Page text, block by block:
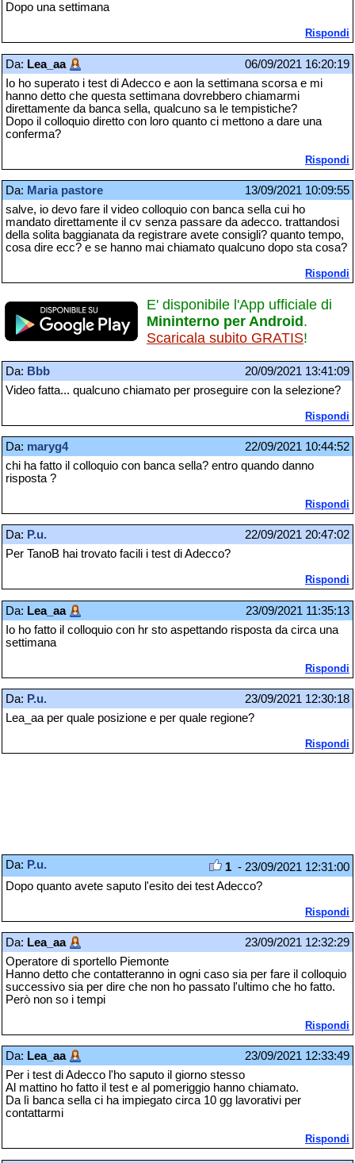
Dopo una settimana
Rispondi
Da: Lea_aa
06/09/2021 16:20:19
Io ho superato i test di Adecco e aon la settimana scorsa e mi
hanno detto che questa settimana dovrebbero chiamarmi
direttamente da banca sella, qualcuno sa le tempistiche?
Dopo il colloquio diretto con loro quanto ci mettono a dare una
conferma?
Rispondi
Da: Maria pastore
13/09/2021 10:09:55
salve, io devo fare il video colloquio con banca sella cui ho
mandato direttamente il cv senza passare da adecco. trattandosi
della solita baggianata da registrare avete consigli? quanto tempo,
cosa dire ecc? e se hanno mai chiamato qualcuno dopo sta cosa?
Rispondi
E' disponibile l'App ufficiale di
Mininterno per Android .
Scaricala subito GRATIS!
Da: Bbb
20/09/2021 13:41:09
Video fatta... qualcuno chiamato per proseguire con la selezione?
Rispondi
Da: maryg4
22/09/2021 10:44:52
chi ha fatto il colloquio con banca sella? entro quando danno
risposta ?
Rispondi
Da: P.u.
22/09/2021 20:47:02
Per TanoB hai trovato facili i test di Adecco?
Rispondi
Da: Lea_aa
23/09/2021 11:35:13
Io ho fatto il colloquio con hr sto aspettando risposta da circa una
settimana
Rispondi
Da: P.u.
23/09/2021 12:30:18
Lea_aa per quale posizione e per quale regione?
Rispondi
Da: P.u. 1 - 23/09/2021 12:31:00
Dopo quanto avete saputo l'esito dei test Adecco?
Rispondi
Da: Lea_aa
23/09/2021 12:32:29
Operatore di sportello Piemonte
Hanno detto che contatteranno in ogni caso sia per fare il colloquio
successivo sia per dire che non ho passato l'ultimo che ho fatto.
Però non so i tempi
Rispondi
Da: Lea_aa
23/09/2021 12:33:49
Per i test di Adecco l'ho saputo il giorno stesso
Al mattino ho fatto il test e al pomeriggio hanno chiamato.
Da lì banca sella ci ha impiegato circa 10 gg lavorativi per
contattarmi
Rispondi